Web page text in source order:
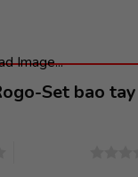
Image...
Set bao tay